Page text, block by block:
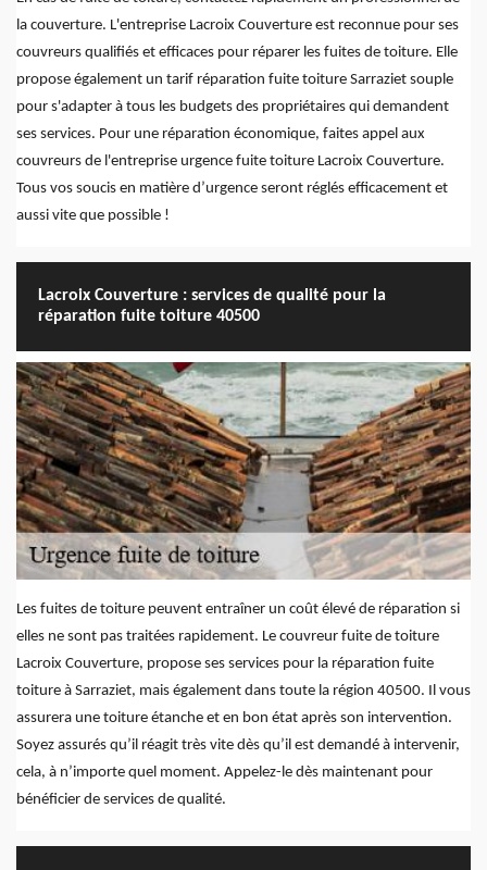
la couverture. L'entreprise Lacroix Couverture est reconnue pour ses
couvreurs qualifiés et efficaces pour réparer les fuites de toiture. Elle
propose également un tarif réparation fuite toiture Sarraziet souple
pour s'adapter à tous les budgets des propriétaires qui demandent
ses services. Pour une réparation économique, faites appel aux
couvreurs de l'entreprise urgence fuite toiture Lacroix Couverture.
Tous vos soucis en matière d’urgence seront réglés efficacement et
aussi vite que possible !
Lacroix Couverture : services de qualité pour la
réparation fuite toiture 40500
Les fuites de toiture peuvent entraîner un coût élevé de réparation si
elles ne sont pas traitées rapidement. Le couvreur fuite de toiture
Lacroix Couverture, propose ses services pour la réparation fuite
toiture à Sarraziet, mais également dans toute la région 40500. Il vous
assurera une toiture étanche et en bon état après son intervention.
Soyez assurés qu’il réagit très vite dès qu’il est demandé à intervenir,
cela, à n’importe quel moment. Appelez-le dès maintenant pour
bénéficier de services de qualité.